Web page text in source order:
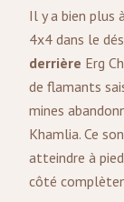
Il y a bien plus
4x4 dans le
derrière Erg
de flamants
mines
Khamlia. Ce
atteindre à
côté